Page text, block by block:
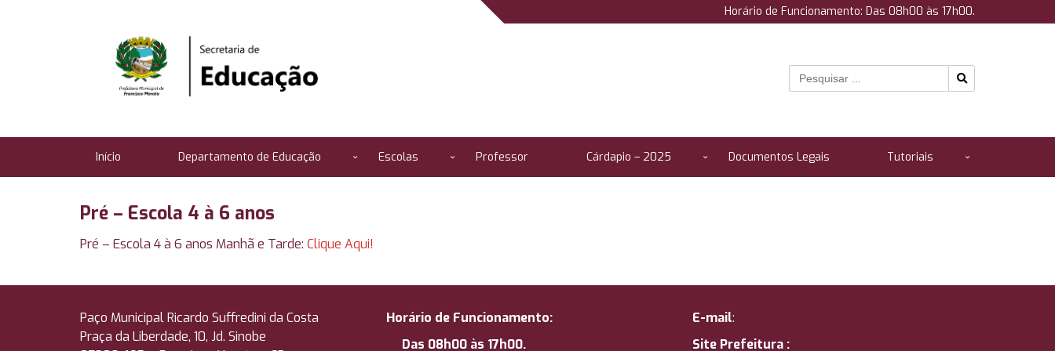
Horário de Funcionamento: Das 08h00 às 17h00.
Início Departamento de Educação Escolas Professor Cárdapio – 2025 Documentos Legais Tutoriais
Pré – Escola 4 à 6 anos
Pré – Escola 4 à 6 anos Manhã e Tarde: Clique Aqui!
Paço Municipal Ricardo Suffredini da Costa
Praça da Liberdade, 10, Jd. Sinobe
Horário de Funcionamento:
Das 08h00 às 17h00.
E-mail:
Site Prefeitura :